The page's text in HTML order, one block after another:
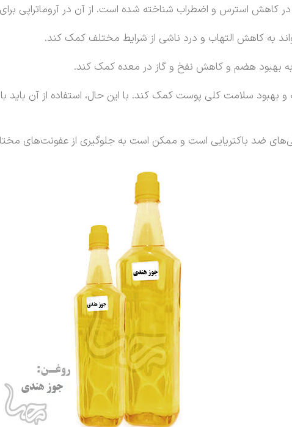
استرس و اضطراب شناخته شده است. از آن در آروماتراپی
به کاهش التهاب و درد ناشی از شرایط مختلف کمک کند.
بهبود هضم و کاهش نفخ و گاز در معده کمک کند.
سلامت کلی پوست کمک کند. با این حال، استفاده از آن باید
ضد باکتریایی است و ممکن است به جلوگیری از عفونت‌های